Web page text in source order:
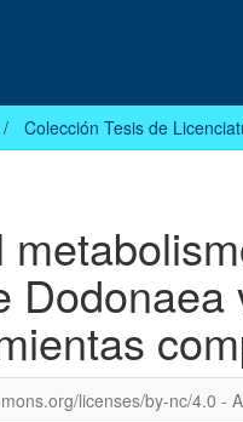
Colección Tesis de
licenses/by-nc/4.0 -